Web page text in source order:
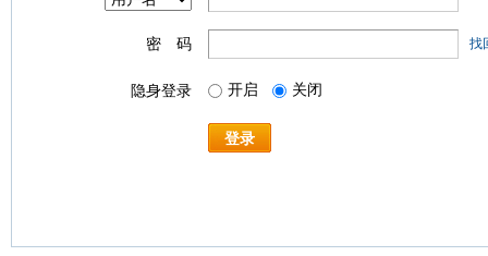
密 码 找
隐身登录 开启 关闭
登录